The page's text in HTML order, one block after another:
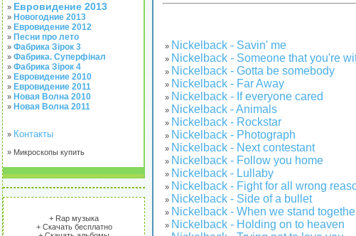
» Евровидение 2013
» Новогодние 2013
» Евровидение 2012
» Песни про лето
» Фабрика Зірок 3
» Фабрика. Суперфінал
» Фабрика Зірок 4
» Евровидение 2010
» Евровидение 2011
» Новая Волна 2010
» Новая Волна 2011
» Контакты
» Микроскопы купить
+ Rap музыка
+ Скачать бесплатно
» Nickelback - Savin' me
» Nickelback - Someone that you're
» Nickelback - Gotta be somebody
» Nickelback - Far Away
» Nickelback - If everyone cared
» Nickelback - Animals
» Nickelback - Rockstar
» Nickelback - Photograph
» Nickelback - Next contestant
» Nickelback - Follow you home
» Nickelback - Lullaby
» Nickelback - Fight for all wrong
» Nickelback - Side of a bullet
» Nickelback - When we stand
» Nickelback - Holding on to heaven